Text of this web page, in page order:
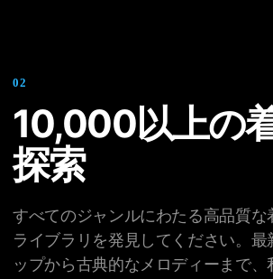
02
10,000以上の
探索
すべてのジャンルにわたる高品質な
ライブラリを発見してください。最
ップから古典的なメロディーまで、